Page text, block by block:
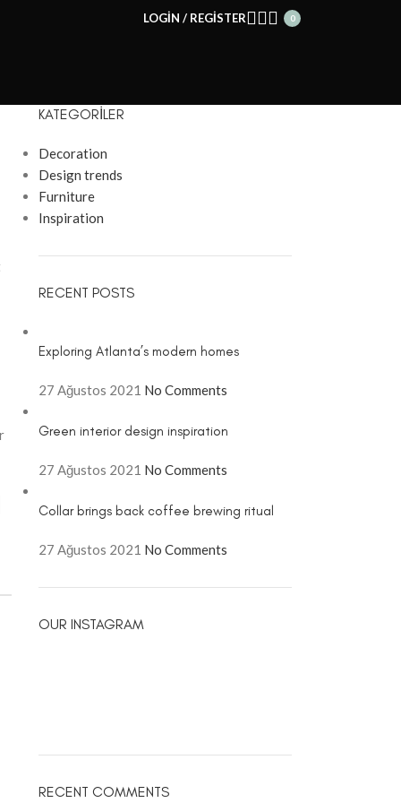
LOGIN / REGISTER 0
KATEGORILER
Decoration
Design trends
Furniture
Inspiration
RECENT POSTS
Exploring Atlanta’s modern homes
27 Ağustos 2021 No Comments
Green interior design inspiration
27 Ağustos 2021 No Comments
Collar brings back coffee brewing ritual
27 Ağustos 2021 No Comments
OUR INSTAGRAM
RECENT COMMENTS